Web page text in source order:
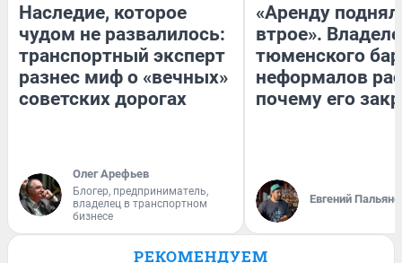
Наследие, которое
чудом не развалилось:
транспортный эксперт
разнес миф о «вечных»
советских дорогах
Олег Арефьев
Блогер, предприниматель,
владелец в транспортном
бизнесе
«Аренду
втрое».
тюменского
неформалов
почему его
Евгений
РЕКОМЕНДУЕМ